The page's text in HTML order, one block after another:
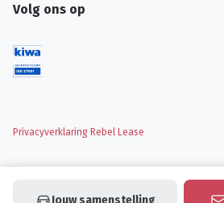
Jouw samenstelling
Volg ons op
Privacyverklaring Rebel Lease